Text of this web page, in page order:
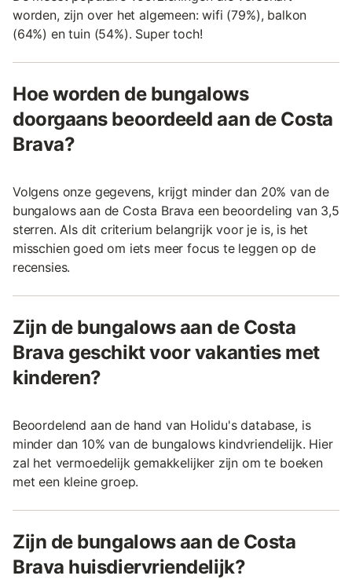
worden, zijn over het algemeen: wifi (79%), balkon
(64%) en tuin (54%). Super toch!
Hoe worden de bungalows
doorgaans beoordeeld aan de Costa
Brava?
Volgens onze gegevens, krijgt minder dan 20% van de
bungalows aan de Costa Brava een beoordeling van 3,5
sterren. Als dit criterium belangrijk voor je is, is het
misschien goed om iets meer focus te leggen op de
recensies.
Zijn de bungalows aan de Costa
Brava geschikt voor vakanties met
kinderen?
Beoordelend aan de hand van Holidu's database, is
minder dan 10% van de bungalows kindvriendelijk. Hier
zal het vermoedelijk gemakkelijker zijn om te boeken
met een kleine groep.
Zijn de bungalows aan de Costa
Brava huisdiervriendelijk?